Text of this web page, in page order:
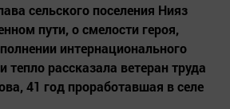
сельского поселения Нияз
пути, о смелости героя,
интернационального
тепло рассказала ветеран труда
41 год проработавшая в селе